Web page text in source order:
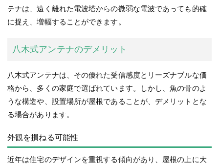
テナは、遠く離れた電波塔からの微弱な電波であっても的確
に捉え、増幅することができます。
八木式アンテナのデメリット
八木式アンテナは、その優れた受信感度とリーズナブルな価
格から、多くの家庭で選ばれています。しかし、魚の骨のよ
うな構造や、設置場所が屋根であることが、デメリットとな
る場合があります。
外観を損ねる可能性
近年は住宅のデザインを重視する傾向があり、屋根の上に大